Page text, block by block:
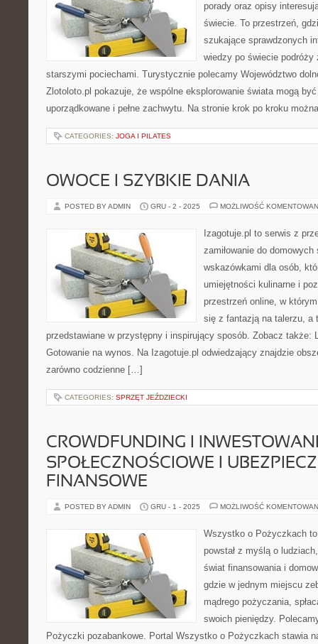
porady oraz opisy
świecie. To przestrzeń,
szukające sprawdzonych
wiedzy po świecie podróży
starszymi pociechami. Turystycznie polecamy Województwo
Zlotoloto.pl pokazuje, że wspólne eksplorowanie świata mogą
uporządkowane i pełne zachwytu. Na stronie krok po kroku
CATEGORIES: JOGA I PILATES
OWOCE I SZYBKIE DANIA
POSTED BY ADMIN GRU - 2 - 2025 MOŻLIWOŚĆ
Izagotuje.pl to serwis z
zamiłowanie do
wskazówkami dla osób,
umiejętności kulinarne i
przestrzeń online, w
się z fantazją na talerzu, a
przedstawiane w przystępny i inspirujący sposób. Zobacz także:
Gotowanie na wynos. Na Izagotuje.pl odwiedzający znajdzie
zarówno codzienne […]
CATEGORIES: SPRZĘT JEŹDZIECKI
CROWDFUNDING I
SPOŁECZNOŚCIOWE I
FINANSOWE
POSTED BY ADMIN GRU - 1 - 2025 MOŻLIWOŚĆ
Wszystko o Pożyczkach
powstał z myślą o
świat finansowania i
gdzie w jednym miejscu
mądrego pożyczania,
swoich pieniędzy.
Pożyczki pozabankowe. Portal Wszystko o Pożyczkach stawia